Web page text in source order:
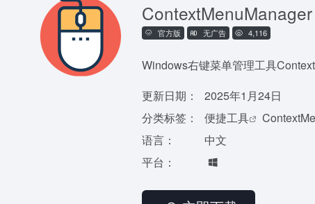
ContextMenuManager
官方版 无广告 4,116
Windows右键菜单管理工具
更新日期：
2025年1月24日
分类标签：
便捷工具
语言：
中文
平台：